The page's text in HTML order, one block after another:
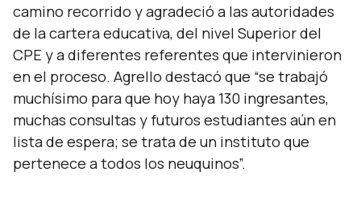
camino recorrido y agradeció a las autoridades
de la cartera educativa, del nivel Superior del
CPE y a diferentes referentes que intervinieron
en el proceso. Agrello destacó que “se trabajó
muchísimo para que hoy haya 130 ingresantes,
muchas consultas y futuros estudiantes aún en
lista de espera; se trata de un instituto que
pertenece a todos los neuquinos”.